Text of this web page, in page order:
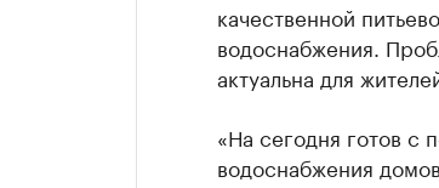
качественной
водоснабжения.
актуальна для
«На сегодня готов с
водоснабжения